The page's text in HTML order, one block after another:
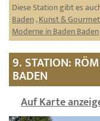
Diese Station gibt es
Baden,Kunst &
Moderne in Baden Baden
9. STATION:
BADEN
Auf Karte